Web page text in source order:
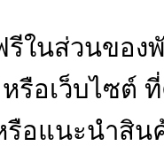
รีในส่วนขอ
หรือเว็บไซ
รือแนะนำสิ